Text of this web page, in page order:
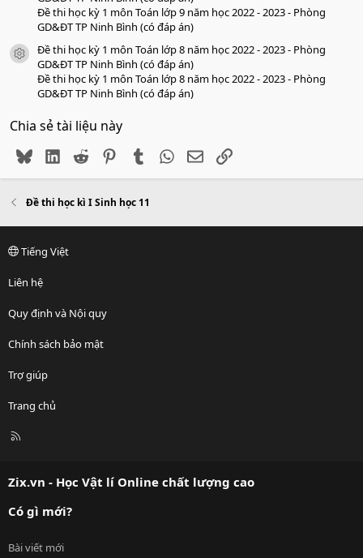
Đề thi học kỳ 1 môn Toán lớp 9 năm học 2022 - 2023 - Phòng
GD&ĐT TP Ninh Bình (có đáp án)
icon tài liệu
Đề thi học kỳ 1 môn Toán lớp 8 năm học 2022 - 2023 - Phòng
GD&ĐT TP Ninh Bình (có đáp án)
Đề thi học kỳ 1 môn Toán lớp 8 năm học 2022 - 2023 - Phòng
GD&ĐT TP Ninh Bình (có đáp án)
Chia sẻ tài liệu này
BlueskyLinkedIn
Reddit PinterestTumblr WhatsApp
EmailLink
Đề thi học kì I Sinh học 11
Tiếng Việt
Liên hệ
Quy định và Nội quy
Chính sách bảo mật
Trợ giúp
Trang chủ
R
Zix.vn - Học Vật lí Online chất lượng cao
Có gì mới?
Bài viết mới